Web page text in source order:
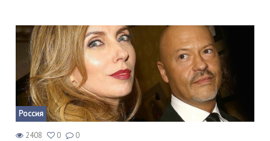
Россия
2408 0 0